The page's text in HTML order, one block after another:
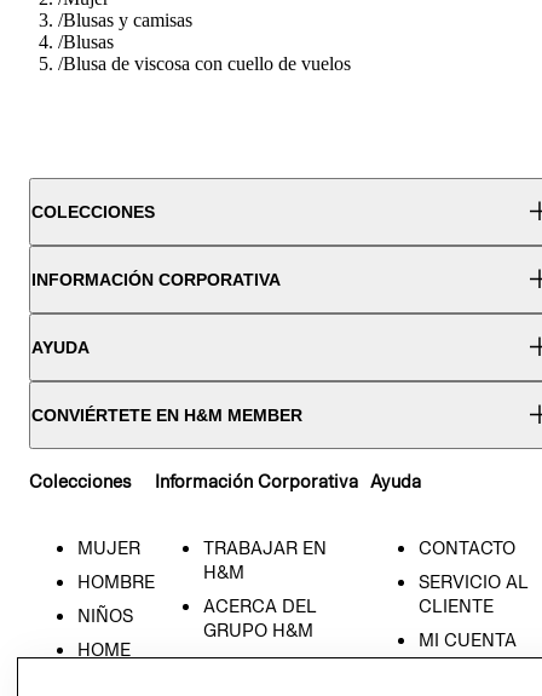
/Blusas y camisas
/Blusas
/Blusa de viscosa con cuello de vuelos
COLECCIONES
INFORMACIÓN CORPORATIVA
AYUDA
CONVIÉRTETE EN H&M MEMBER
Colecciones
MUJER
HOMBRE
NIÑOS
HOME
Información Corporativa
TRABAJAR EN
H&M
ACERCA DEL
GRUPO H&M
RESPONSABILIDAD
Ayuda
CONTACTO
SERVICIO AL
CLIENTE
MI CUENTA